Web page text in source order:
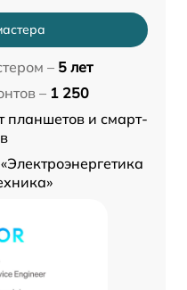
– 5 лет
– 1 250
планшетов и смарт-